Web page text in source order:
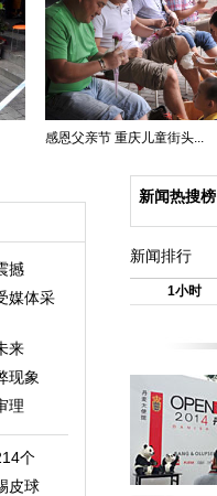
感恩父亲节 重庆儿童街头...
撼
媒体采
来
现象
理
个
皮球
新闻热搜榜
新闻排行
1小时